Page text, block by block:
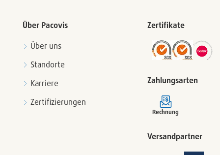
Über Pacovis
Über uns
Standorte
Karriere
Zertifizierungen
Zertifikate
Zahlungsarten
Rechnung
Versandpartner